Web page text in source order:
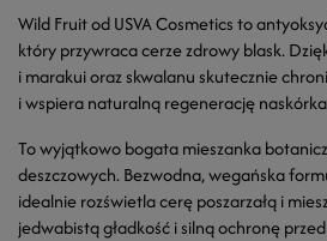
Wild Fruit od USVA Cosmetics to
który przywraca cerze zdrowy blask.
i marakui oraz skwalanu skutecznie
i wspiera naturalną regenerację
To wyjątkowo bogata mieszanka
deszczowych. Bezwodna, wegańska
idealnie rozświetla cerę poszarzałą i
jedwabistą gładkość i silną ochronę